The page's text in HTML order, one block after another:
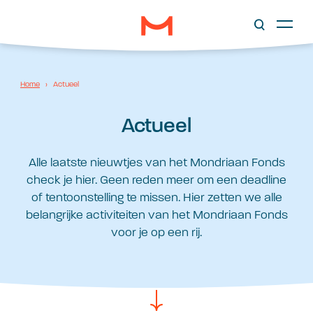
Home › Actueel
Actueel
Alle laatste nieuwtjes van het Mondriaan Fonds
check je hier. Geen reden meer om een deadline
of tentoonstelling te missen. Hier zetten we alle
belangrijke activiteiten van het Mondriaan Fonds
voor je op een rij.